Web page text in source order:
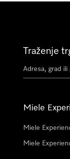
Traženje
Miele
Miele
Miele